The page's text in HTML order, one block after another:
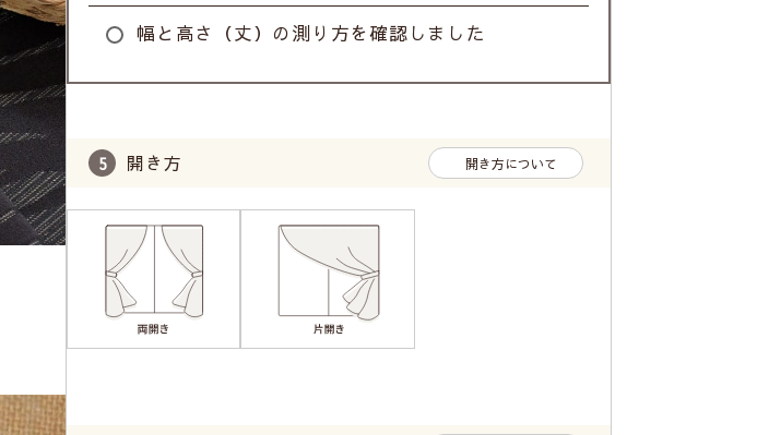
幅と高さ（丈）の測り方を確認しました
開き方 開き方について